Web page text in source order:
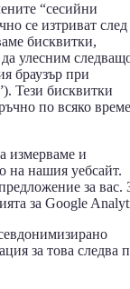
“сесийни
се изтриват след
бисквитки,
улесним
браузър при
Тези бисквитки
по всяко
измерваме и
на нашия уебсайт.
за вас.
за Google
за това следва